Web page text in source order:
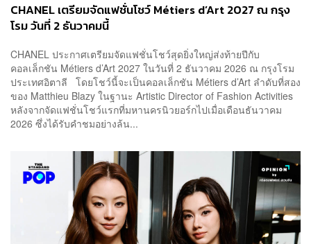
CHANEL เตรียมจัดแฟชั่นโชว์ Métiers d’Art 2027 ณ กรุง
โรม วันที่ 2 ธันวาคมนี้
CHANEL ประกาศเตรียมจัดแฟชั่นโชว์สุดยิ่งใหญ่ส่งท้ายปีกับ
คอลเล็กชัน Métiers d’Art 2027 ในวันที่ 2 ธันวาคม 2026 ณ กรุงโรม
ประเทศอิตาลี โดยโชว์นี้จะเป็นคอลเล็กชัน Métiers d’Art ลำดับที่สอง
ของ Matthieu Blazy ในฐานะ Artistic Director of Fashion Activities
หลังจากจัดแฟชั่นโชว์แรกที่มหานครนิวยอร์กไปเมื่อเดือนธันวาคม
2026 ซึ่งได้รับคำชมอย่างล้น...